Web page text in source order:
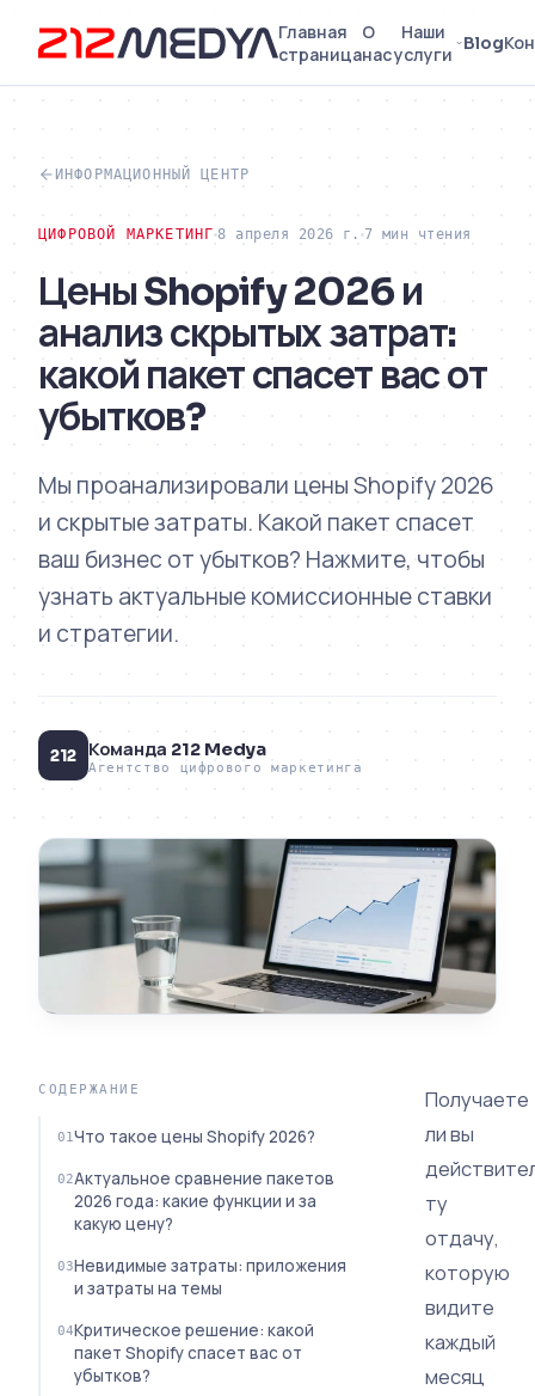
Главная
страница
О
нас
Наши
услуги
Blog
ИНФОРМАЦИОННЫЙ ЦЕНТР
ЦИФРОВОЙ МАРКЕТИНГ 8 апреля 2026 г. 7 мин чтения
Цены Shopify 2026 и
анализ скрытых затрат:
какой пакет спасет вас от
убытков?
Мы проанализировали цены Shopify 2026
и скрытые затраты. Какой пакет спасет
ваш бизнес от убытков? Нажмите, чтобы
узнать актуальные комиссионные ставки
и стратегии.
212 Команда 212 Medya
Агентство цифрового маркетинга
СОДЕРЖАНИЕ
Что такое цены Shopify 2026?
Актуальное сравнение пакетов
2026 года: какие функции и за
какую цену?
Невидимые затраты: приложения
и затраты на темы
Критическое решение: какой
пакет Shopify спасет вас от
убытков?
Получаете
ли вы
ту
отдачу,
которую
видите
каждый
месяц